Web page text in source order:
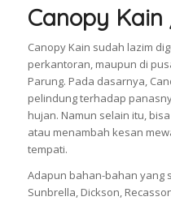
Canopy
Canopy Kain sudah lazim
perkantoran, maupun di
Parung. Pada dasarnya,
pelindung terhadap
hujan. Namun selain itu,
atau menambah kesan
tempati.
Adapun bahan-bahan yang
Sunbrella, Dickson,